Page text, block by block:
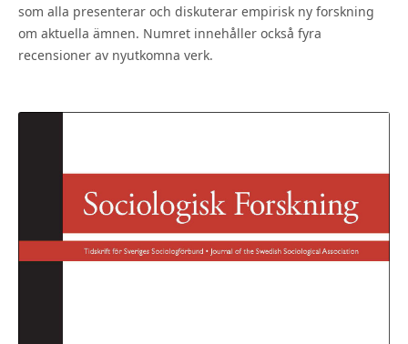
som alla presenterar och diskuterar empirisk ny forskning
om aktuella ämnen. Numret innehåller också fyra
recensioner av nyutkomna verk.